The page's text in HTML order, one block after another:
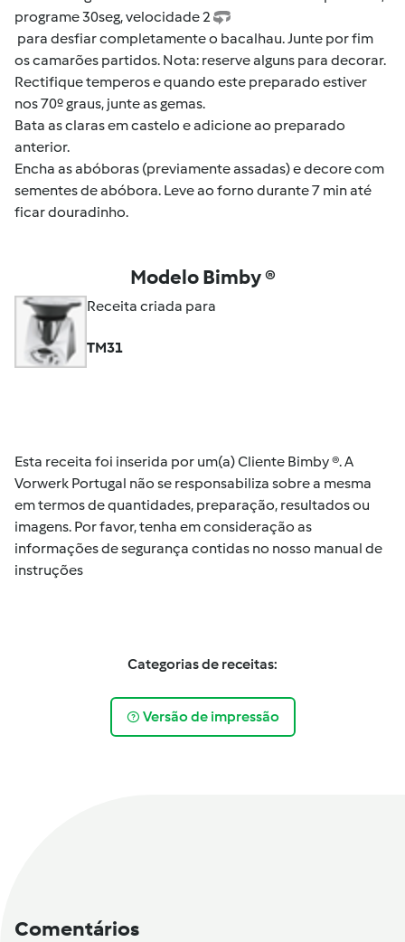
programe 30seg, velocidade 2
para desfiar completamente o bacalhau. Junte por fim
os camarões partidos. Nota: reserve alguns para decorar.
Rectifique temperos e quando este preparado estiver
nos 70º graus, junte as gemas.
Bata as claras em castelo e adicione ao preparado
anterior.
Encha as abóboras (previamente assadas) e decore com
sementes de abóbora. Leve ao forno durante 7 min até
ficar douradinho.
Modelo Bimby ®
Receita criada para
TM31
Esta receita foi inserida por um(a) Cliente Bimby ®. A
Vorwerk Portugal não se responsabiliza sobre a mesma
em termos de quantidades, preparação, resultados ou
imagens. Por favor, tenha em consideração as
informações de segurança contidas no nosso manual de
instruções
Categorias de receitas:
Versão de impressão
Comentários